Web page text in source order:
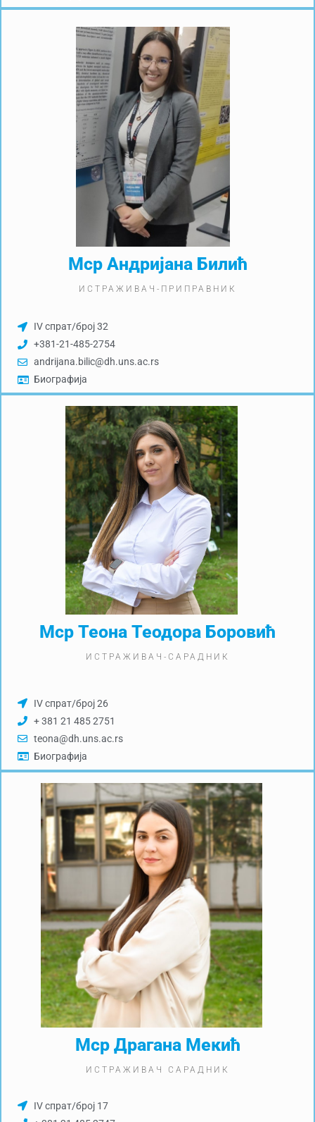
Мср Андријана Билић
ИСТРАЖИВАЧ-ПРИПРАВНИК
IV спрат/број 32
+381-21-485-2754
andrijana.bilic@dh.uns.ac.rs
Биографија
Мср Теона Теодора Боровић
ИСТРАЖИВАЧ-САРАДНИК
IV спрат/број 26
+ 381 21 485 2751
teona@dh.uns.ac.rs
Биографија
Мср Драгана Мекић
ИСТРАЖИВАЧ САРАДНИК
IV спрат/број 17